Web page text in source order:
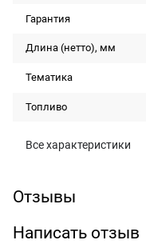
Гарантия
Длина (нетто), мм
Тематика
Топливо
Все характеристики
Отзывы
Написать отзыв